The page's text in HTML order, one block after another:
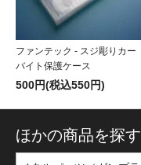
ファンテック - スジ彫りカー
バイト保護ケース
500円(税込550円)
ほかの商品を探す